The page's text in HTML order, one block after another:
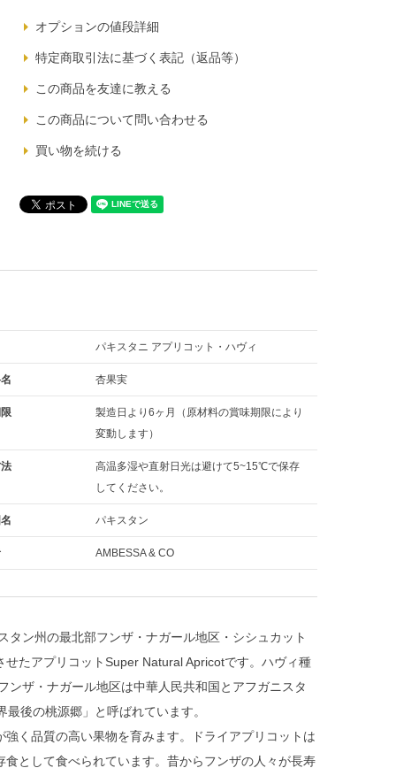
オプションの値段詳細
特定商取引法に基づく表記（返品等）
この商品を友達に教える
この商品について問い合わせる
買い物を続ける
パキスタニ アプリコット・ハヴィ
杏果実
製造日より6ヶ月（原材料の賞味期限により
変動します）
高温多湿や直射日光は避けて5~15℃で保存
してください。
パキスタン
AMBESSA & CO
ン州の最北部フンザ・ナガール地区・シシュカット
たアプリコットSuper Natural Apricotです。ハヴィ種
ンザ・ナガール地区は中華人民共和国とアフガニスタ
後の桃源郷」と呼ばれています。
く品質の高い果物を育みます。ドライアプリコットは
として食べられています。昔からフンザの人々が長寿